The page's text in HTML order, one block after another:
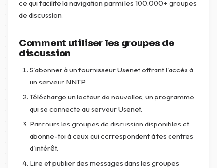
ce qui facilite la navigation parmi les 100.000+ groupes
de discussion.
Comment utiliser les groupes de
discussion
S'abonner à un fournisseur Usenet offrant l'accès à
un serveur NNTP.
Télécharge un lecteur de nouvelles, un programme
qui se connecte au serveur Usenet.
Parcours les groupes de discussion disponibles et
abonne-toi à ceux qui correspondent à tes centres
d'intérêt.
Lire et publier des messages dans les groupes